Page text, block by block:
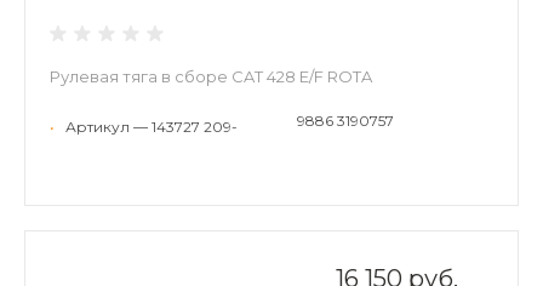
Рулевая тяга в сборе CAT 428 E/F ROTA
• Артикул — 143727 209- 9886 3190757
16 150 руб.